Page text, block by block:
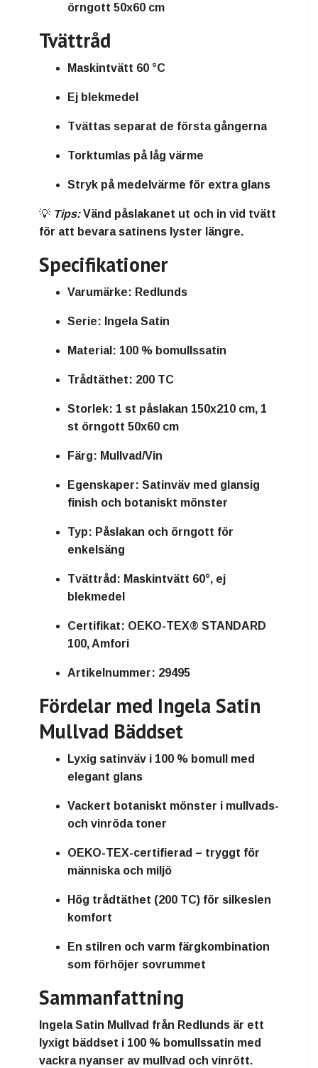
örngott 50x60 cm
Tvättråd
Maskintvätt 60 °C
Ej blekmedel
Tvättas separat de första gångerna
Torktumlas på låg värme
Stryk på medelvärme för extra glans
💡 Tips:Vänd påslakanet ut och in vid tvätt
för att bevara satinens lyster längre.
Specifikationer
Varumärke: Redlunds
Serie: Ingela Satin
Material: 100 % bomullssatin
Trådtäthet: 200 TC
Storlek: 1 st påslakan 150x210 cm, 1
st örngott 50x60 cm
Färg: Mullvad/Vin
Egenskaper: Satinväv med glansig
finish och botaniskt mönster
Typ: Påslakan och örngott för
enkelsäng
Tvättråd: Maskintvätt 60°, ej
blekmedel
Certifikat: OEKO-TEX® STANDARD
100, Amfori
Artikelnummer: 29495
Fördelar med Ingela Satin
Mullvad Bäddset
Lyxig satinväv i 100 % bomull med
elegant glans
Vackert botaniskt mönster i mullvads-
och vinröda toner
OEKO-TEX-certifierad – tryggt för
människa och miljö
Hög trådtäthet (200 TC) för silkeslen
komfort
En stilren och varm färgkombination
som förhöjer sovrummet
Sammanfattning
Ingela Satin Mullvad från Redlunds är ett
lyxigt bäddset i 100 % bomullssatin med
vackra nyanser av mullvad och vinrött.